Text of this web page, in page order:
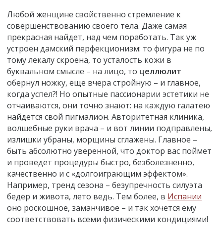
Любой женщине свойственно стремление к
совершенствованию своего тела. Даже самая
прекрасная найдет, над чем поработать. Так уж
устроен дамский перфекционизм: то фигура не по
тому лекалу скроена, то усталость кожи в
буквальном смысле – на лицо, то целлюлит
обернул ножку, еще вчера стройную – и главное,
когда успел?! Но опытные пассионарии эстетики не
отчаиваются, они точно знают: на каждую галатею
найдется свой пигмалион. Авторитетная клиника,
волшебные руки врача – и вот линии подправлены,
излишки убраны, морщины сглажены. Главное –
быть абсолютно уверенной, что доктор вас поймет
и проведет процедуры быстро, безболезненно,
качественно и с «долгоиграющим эффектом».
Например, тренд сезона – безупречность силуэта
бедер и живота, лето ведь. Тем более, в Испании
оно роскошное, заманчивое – и так хочется ему
соответствовать всеми физическими кондициями!